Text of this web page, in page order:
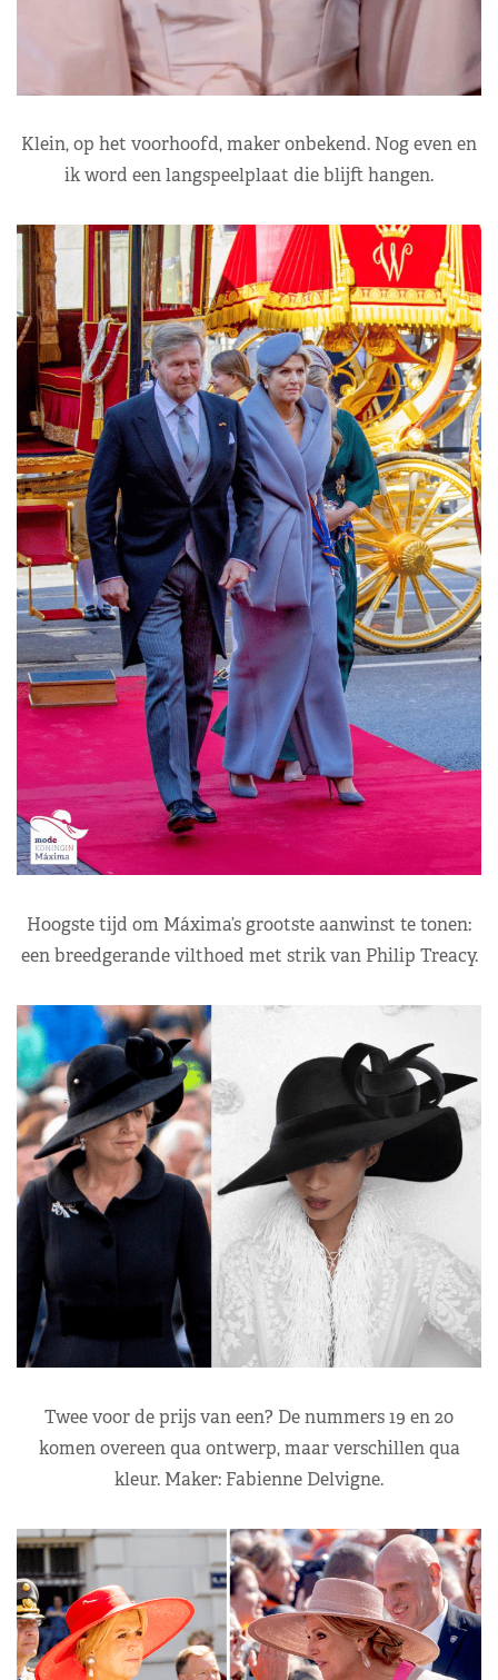
Klein, op het voorhoofd, maker onbekend. Nog even en
ik word een langspeelplaat die blijft hangen.
Hoogste tijd om Máxima’s grootste aanwinst te tonen:
een breedgerande vilthoed met strik van Philip Treacy.
Twee voor de prijs van een? De nummers 19 en 20
komen overeen qua ontwerp, maar verschillen qua
kleur. Maker: Fabienne Delvigne.